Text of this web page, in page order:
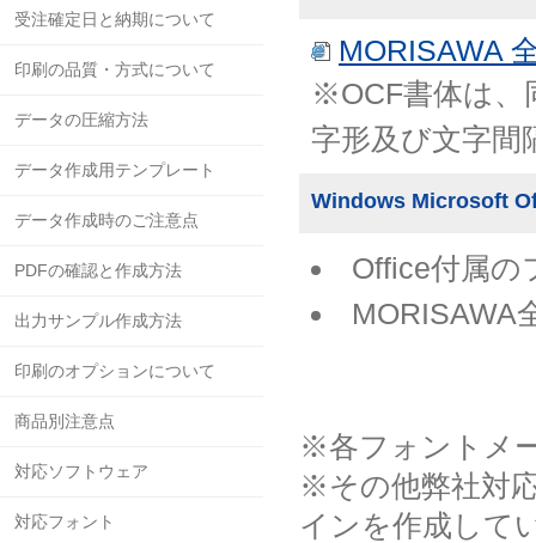
MORISAWA
※OCF書体は、
字形及び文字間
Windows Microsoft
Office付属の
MORISAWA
※各フォントメ
※その他弊社対
インを作成して
受注確定日と納期について
印刷の品質・方式について
データの圧縮方法
データ作成用テンプレート
データ作成時のご注意点
PDFの確認と作成方法
出力サンプル作成方法
印刷のオプションについて
商品別注意点
対応ソフトウェア
対応フォント